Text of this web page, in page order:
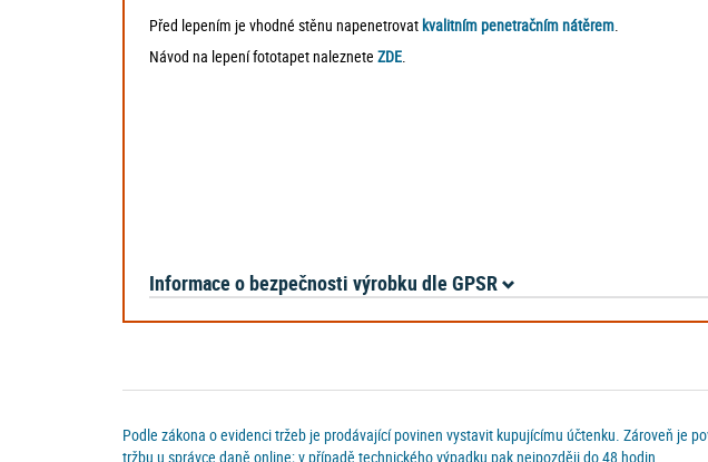
Před lepením je vhodné stěnu napenetrovatkvalitním penetračním nátěrem
Návod na lepení fototapet nalezneteZDE
Informace o bezpečnosti výrobku dle GPSR
Podle zákona o evidenci tržeb je prodávající povinen vystavit kupujícímu účtenku. Zároveň je
tržbu u správce daně online; v případě technického výpadku pak nejpozději do 48 hodin.